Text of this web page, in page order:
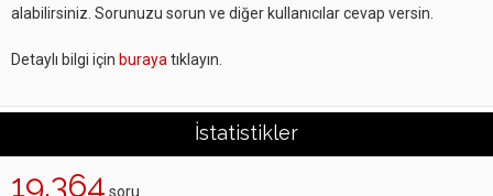
alabilirsiniz. Sorunuzu sorun ve diğer kullanıcılar cevap versin.
Detaylı bilgi için buraya tıklayın.
İstatistikler
19,364 soru